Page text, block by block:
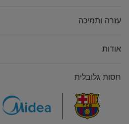
עזרה ותמיכה
אודות
חסות גלובלית